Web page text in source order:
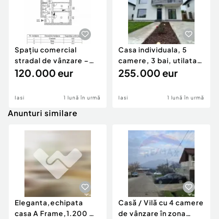
Spațiu comercial
stradal de vânzare –
49,3 mp, Podu Roș
120.000 eur
Iasi 1 lună în urmă
Casa individuala, 5
camere, 3 bai, utilata.
Zona Bucium- Plo
255.000 eur
Iasi 1 lună în urmă
Anunturi similare
Eleganta,echipata
casa A Frame,1.200 mp
Casă / Vilă cu 4 camere
de vânzare în zona